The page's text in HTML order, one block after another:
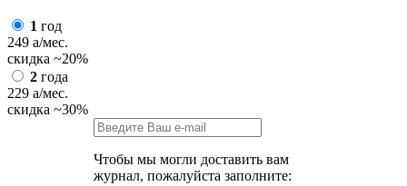
1 год
249 a/мес.
скидка ~20%
2 года
229 a/мес.
скидка ~30%
Чтобы мы могли доставить вам
журнал, пожалуйста заполните: